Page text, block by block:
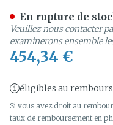
454,34 €
éligibles au
Si vous avez droit au
taux de remboursement en
En rupture de
Veuillez nous contacter
examinerons ensemble